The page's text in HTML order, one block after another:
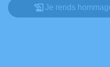
Je rends